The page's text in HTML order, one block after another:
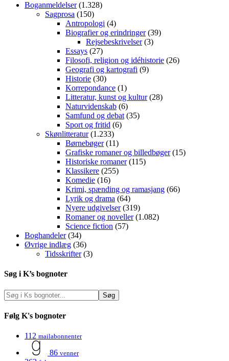
Boganmeldelser(1.328)
Sagprosa (150)
Antropologi (4)
Biografier og erindringer(39)
Rejsebeskrivelser(3)
Essays (27)
Filosofi, religion og idéhistorie (26)
Geografi og kartografi (9)
Historie (30)
Korrepondance (1)
Litteratur, kunst og kultur(28)
Naturvidenskab (6)
Samfund og debat (35)
Sport og fritid (6)
Skønlitteratur(1.233)
Børnebøger(11)
Grafiske romaner og billedbøger(15)
Historiske romaner(115)
Klassikere (255)
Komedie (16)
Krimi, spænding og ramasjang (66)
Lyrik og drama (64)
Nyere udgivelser(319)
Romaner og noveller(1.082)
Science fiction (57)
Boghandeler(34)
Øvrige indlæg (36)
Tidsskrifter(3)
Søg i K’s bognoter
Følg K's bognoter
112 mailabonnenter
86 venner